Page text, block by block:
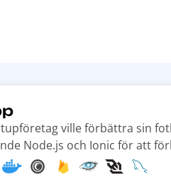
ville förbättra sin
Node.js och Ionic för att